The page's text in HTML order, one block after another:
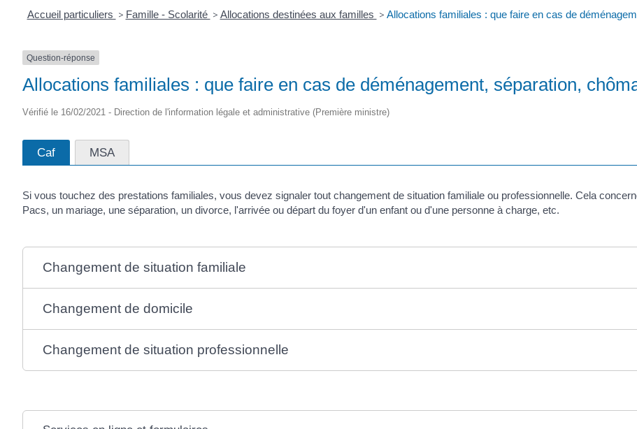
Accueil particuliers > Famille - Scolarité > Allocations destinées aux familles > Allocations familiales : que faire en cas de
Question-réponse
Allocations familiales : que faire en cas de déménagement, séparation,
Vérifié le 16/02/2021 - Direction de l'information légale et administrative (Première ministre)
Caf MSA
Si vous touchez des prestations familiales, vous devez signaler tout changement de situation familiale ou professionnelle. Cela
Pacs, un mariage, une séparation, un divorce, l'arrivée ou départ du foyer d'un enfant ou d'une personne à charge, etc.
Changement de situation familiale
Changement de domicile
Changement de situation professionnelle